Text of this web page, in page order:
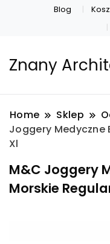
Blog
Znany
Home Sklep
Joggery Medyczne
Xl
M&C Joggery
Morskie